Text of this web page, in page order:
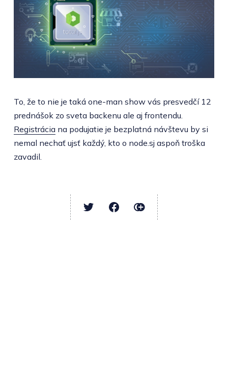
To, že to nie je taká one-man show vás presvedčí 12
prednášok zo sveta backenu ale aj frontendu.
Registráciana podujatie je bezplatná návštevu by si
nemal nechať ujsť každý, kto o node.sj aspoň troška
zavadil.